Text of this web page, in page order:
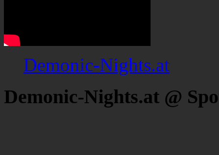
Demonic-Nights.at
Demonic-Nights.at @